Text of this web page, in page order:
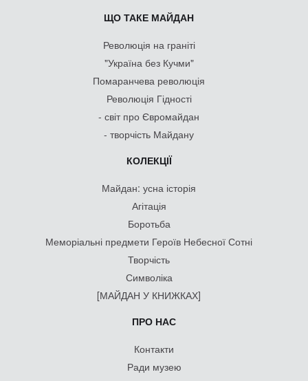
ЩО ТАКЕ МАЙДАН
Революція на граніті
"Україна без Кучми"
Помаранчева революція
Революція Гідності
- світ про Євромайдан
- творчість Майдану
КОЛЕКЦІЇ
Майдан: усна історія
Агітація
Боротьба
Меморіальні предмети Героїв Небесної Сотні
Творчість
Символіка
[МАЙДАН У КНИЖКАХ]
ПРО НАС
Контакти
Ради музею